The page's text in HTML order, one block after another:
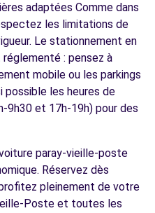
adaptées Comme dans
les limitations de
Le stationnement en
: pensez à
mobile ou les parkings
possible les heures de
9h30 et 17h-19h) pour des
paray-vieille-poste
Réservez dès
pleinement de votre
Poste et toutes les